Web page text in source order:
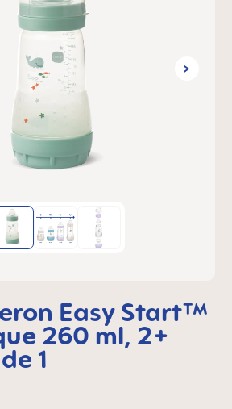
Easy Start™
260 ml, 2+
1